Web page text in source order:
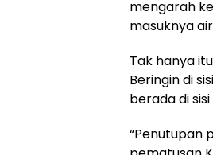
mengarah
masuknya
Tak hanya
Beringin di
berada di
“Penutupan